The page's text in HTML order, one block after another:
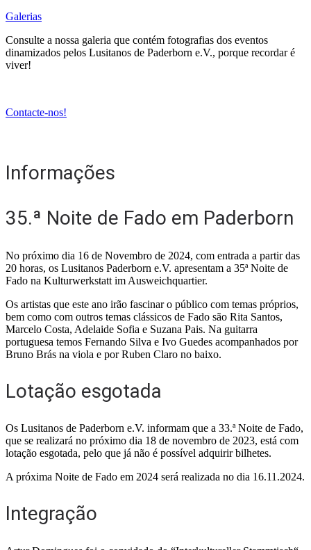
Galerias
Consulte a nossa galeria que contém fotografias dos eventos
dinamizados pelos Lusitanos de Paderborn e.V., porque recordar é
viver!
Contacte-nos!
Informações
35.ª Noite de Fado em Paderborn
No próximo dia 16 de Novembro de 2024, com entrada a partir das
20 horas, os Lusitanos Paderborn e.V. apresentam a 35ª Noite de
Fado na Kulturwerkstatt im Ausweichquartier.
Os artistas que este ano irão fascinar o público com temas próprios,
bem como com outros temas clássicos de Fado são Rita Santos,
Marcelo Costa, Adelaide Sofia e Suzana Pais. Na guitarra
portuguesa temos Fernando Silva e Ivo Guedes acompanhados por
Bruno Brás na viola e por Ruben Claro no baixo.
Lotação esgotada
Os Lusitanos de Paderborn e.V. informam que a 33.ª Noite de Fado,
que se realizará no próximo dia 18 de novembro de 2023, está com
lotação esgotada, pelo que já não é possível adquirir bilhetes.
A próxima Noite de Fado em 2024 será realizada no dia 16.11.2024.
Integração